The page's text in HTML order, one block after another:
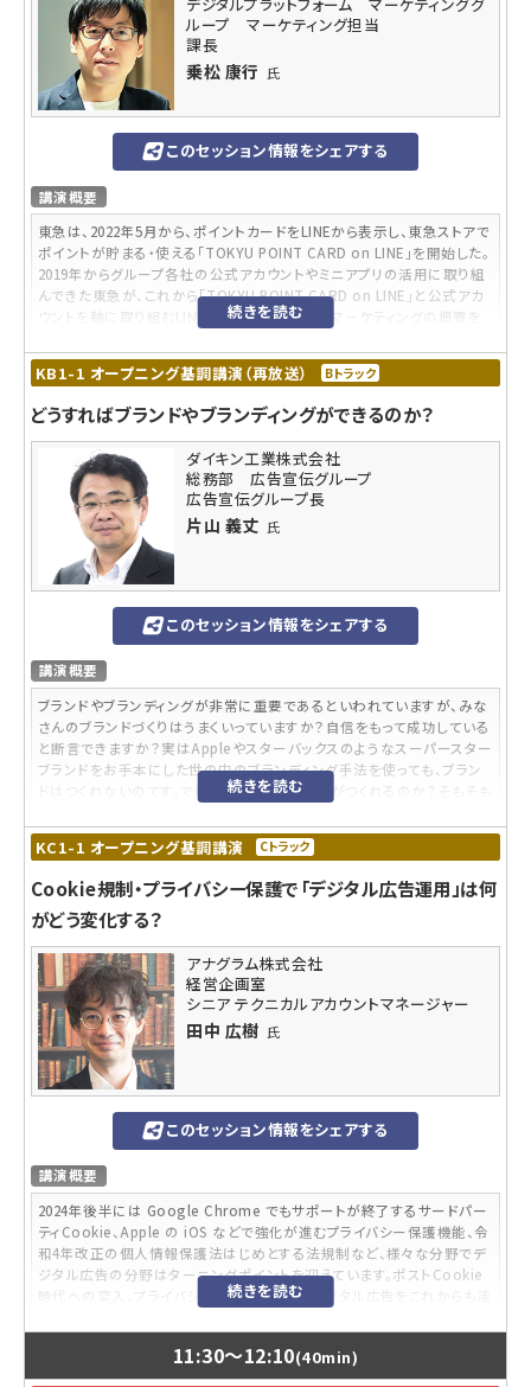
ループ マーケティング担当
課長
乗松 康行 氏
このセッション情報をシェアする
講演概要
東急は、2022年5月から、ポイントカードをLINEから表示し、東急ストアで
ポイントが貯まる・使える「TOKYU POINT CARD on LINE」を開始した。
2019年からグループ各社の公式アカウントやミニアプリの活用に取り組
んできた東急が、これから「TOKYU POINT CARD on LINE」と公式アカ
ウントを軸に取り組むLINEを活用したデジタルマーケティングの概要を
内容レベル
入門
参加対象者
LINEの各サービスを利用している、または利用を検討している企業担当
受講するメリット
ユーザー企業ならではの成功事例/失敗事例/苦労話をお話しします。
こんなニーズや悩みに答えられる内容です
メルマガ/SNS/ネイティブアプリとの違いや利用時の位置づけの違い、
マーケティング効果とコスト効率を意識した運用方法など、LINE活用の
ポイントをお話しします。
講師プロフィール
乗松 康行氏
2002年、東京急行電鉄(株)へ入社。2009年より、「TOKYU POINT」や
当。現在は、2019年にNTTデータ(株)と開発したスマホ決済・販促ソ
リューション「.pay（ドットペイ）」や、2020年に楽天グループ(株)と設立し
た「楽天東急プランニング(株)」等、東急グループ各社のデジタルマーケ
ティング支援業務を担当している。
続きを読む
KB1-1 オープニング基調講演（再放送） Bトラック
どうすればブランドやブランディングができるのか？
ダイキン工業株式会社
総務部 広告宣伝グループ
広告宣伝グループ長
片山 義丈 氏
このセッション情報をシェアする
講演概要
ブランドやブランディングが非常に重要であるといわれていますが、みな
さんのブランドづくりはうまくいっていますか？自信をもって成功している
と断言できますか？実はAppleやスターバックスのようなスーパースター
ブランドをお手本にした世の中のブランディング手法を使っても、ブラン
ドはつくれないのです。ではどうすればブランドがつくれるのか？そもそも
※本セッションは2022年5月25日に行われた「Web担当者Forum ミー
内容レベル
脱初級
参加対象者
ブランディングに取り組んでいる企業やそれをサポートする方々
ブランドに興味のある方。
受講するメリット
どのような企業、商品、サービスであってもそれなりのブランドをつくる方
こんなニーズや悩みに答えられる内容です
あの人の言う「ブランド」と私が言う「ブランド」って噛み合っていない気
がする。Appleみたいなブランドになりたい！何のためにブランドっている
んだっけ？何から手を付けていいかや今やってることが正しいのかわか
らない。
1988年ダイキン工業入社、総務部宣伝課、1996年広報部、2000年広告宣
続きを読む
KC1-1 オープニング基調講演 Cトラック
Cookie規制・プライバシー保護で「デジタル広告運用」は何
がどう変化する？
アナグラム株式会社
経営企画室
シニア テクニカルアカウントマネージャー
田中 広樹 氏
このセッション情報をシェアする
講演概要
2024年後半には Google Chrome でもサポートが終了するサードパー
ティCookie、Apple の iOS などで強化が進むプライバシー保護機能、令
和4年改正の個人情報保護法はじめとする法規制など、様々な分野でデ
ジタル広告の分野はターニングポイントを迎えています。ポストCookie
時代への突入、プライバシー規制が進む中、デジタル広告をこれからも活
続きを読む
11:30～12:10(40min)